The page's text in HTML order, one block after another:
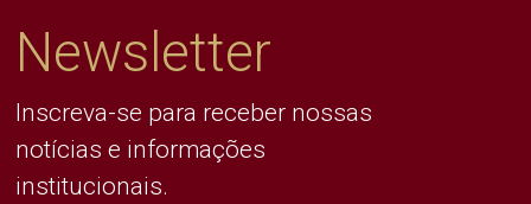
Newsletter
Inscreva-se para receber nossas
notícias e informações
institucionais.